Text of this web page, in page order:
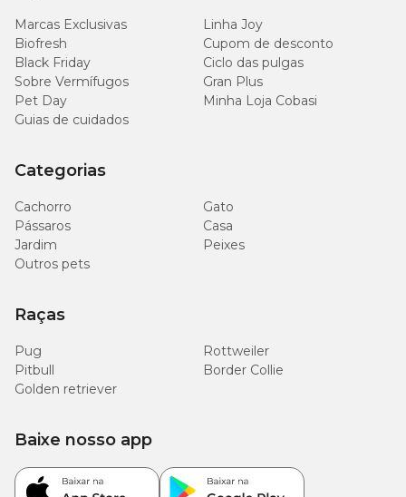
Marcas Exclusivas
Linha Joy
Biofresh
Cupom de desconto
Black Friday
Ciclo das pulgas
Sobre Vermífugos
Gran Plus
Pet Day
Minha Loja Cobasi
Guias de cuidados
Categorias
Cachorro
Gato
Pássaros
Casa
Jardim
Peixes
Outros pets
Raças
Pug
Rottweiler
Pitbull
Border Collie
Golden retriever
Baixe nosso app